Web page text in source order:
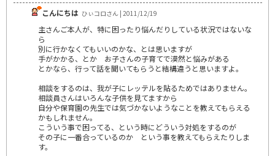
こんにちは ひぃコロさん | 2011/12/19
主さんご本人が、特に困ったり悩んだりしている状況ではないな
ら
別に行かなくてもいいのかな、とは思いますが
手がかかる、とか お子さんの子育てで漠然と悩みがある
とかなら、行って話を聞いてもらうと結構違うと思いますよ。
相談をするのは、我が子にレッテルを貼るためではありません。
相談員さんはいろんな子供を見てますから
自分や保育園の先生では気づかないようなことを教えてもらえる
かもしれません。
こういう事で困ってる、という時にどういう対処をするのが
その子に一番合っているのか という事を教えてもらえたりしま
す。